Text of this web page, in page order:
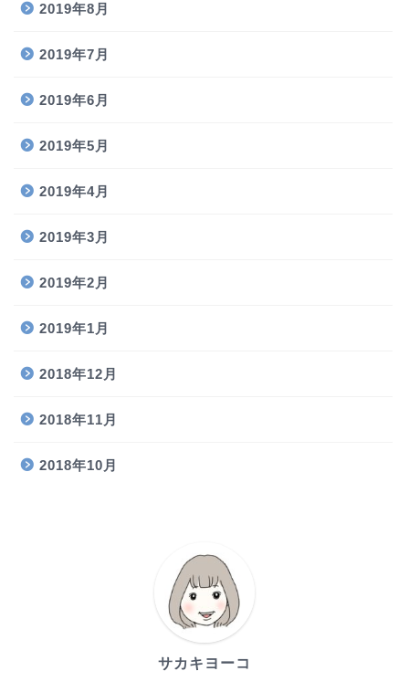
2019年8月
2019年7月
2019年6月
2019年5月
2019年4月
2019年3月
2019年2月
2019年1月
2018年12月
2018年11月
2018年10月
サカキヨーコ